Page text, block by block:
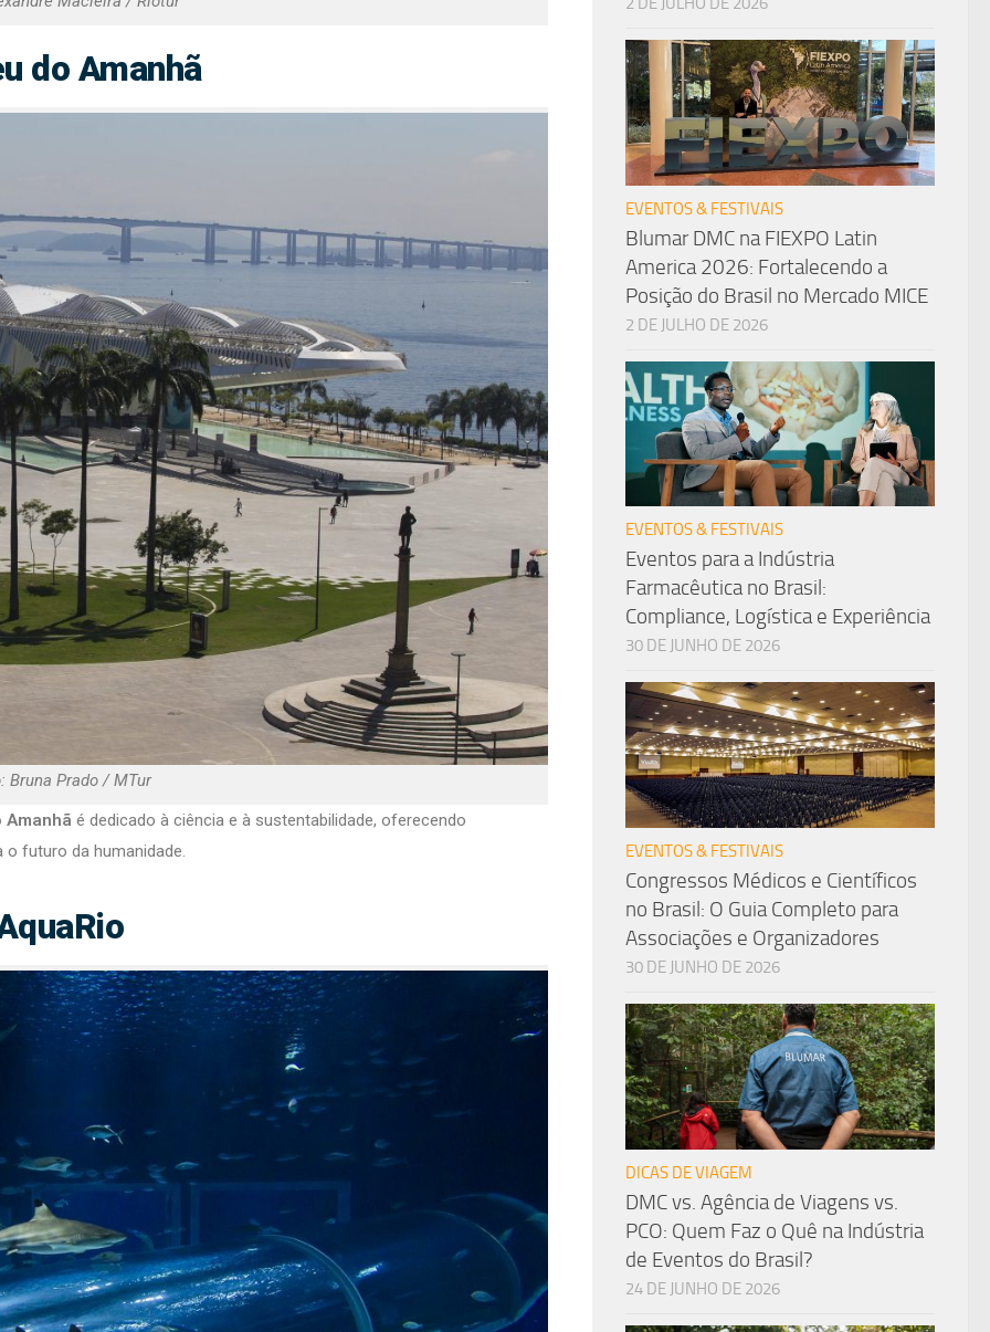
do Amanhã
Bruna Prado / MTur
Amanhã é dedicado à ciência e à sustentabilidade, oferecendo
futuro da humanidade.
EVENTOS & FESTIVAIS
Blumar DMC na FIEXPO Latin
America 2026: Fortalecendo a
Posição do Brasil no Mercado MICE
2 DE JULHO DE 2026
EVENTOS & FESTIVAIS
Eventos para a Indústria
Farmacêutica no Brasil:
Compliance, Logística e Experiência
30 DE JUNHO DE 2026
EVENTOS & FESTIVAIS
Congressos Médicos e Científicos
no Brasil: O Guia Completo para
Associações e Organizadores
30 DE JUNHO DE 2026
DICAS DE VIAGEM
DMC vs. Agência de Viagens vs.
PCO: Quem Faz o Quê na Indústria
de Eventos do Brasil?
24 DE JUNHO DE 2026